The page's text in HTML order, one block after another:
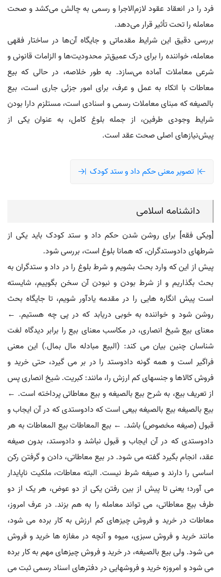
فرد را در انعقاد عقود لازم‌الاجرا و رسمی به چالش می‌کشد و صحت
معامله را تحت تأثیر قرار می‌دهد.
بررسی دقیق این شرایط مقدماتی و جایگاه آن‌ها در ساختار فقهی
معامله، خواننده را برای درک عمیق‌تر محدودیت‌ها و الزامات قانونی و
شرعی معاملات آماده می‌سازد. به طور خلاصه، در حالی که بیع
معاطات با اتکاء به عمل و عرف، برای امور جزئی جاری است، بیع
بالصیغه که مبنای معاملات رسمی و اسنادی است، مستلزم دارا بودن
شرایط وجودی طرفین، از جمله بلوغ کامل، به عنوان یکی از
پیش‌نیازهای اصلی صحت عقد است.
تصویر معنی حکم داد و ستد کودک
دانشنامه اسلامی
[ویکی فقه] برای روشن شدن حکم داد و ستد کودک باید یکی از
شرطهای دادوستدگران، که همانا بلوغ است، بررسی شود.
پیش از این که وارد بحث بشویم و شرط بلوغ را در داد و ستدگران به
بحث بگذاریم و از شرط بودن و نبودن آن سخن بگوییم، شایسته
است پیش انگاره هایی را در مقدمه یادآور شویم، تا جایگاه بحث
روشن شود و خواننده به خوبی دریابد که در پی چه هستیم. ←
معنای بیع شیخ انصاری، در مکاسب معنای بیع را برابر دیدگاه لغت
شناسان چنین بیان می کند: (البیع مبادله مال بمال.) این معنی
فراگیر است و همه گونه دادوستد را در بر می گیرد، حتی خرید و
فروش کالاها و جنسهای کم ارزش را، مانند: کبریت. شیخ انصاری پس
از تعریف بیع، به شرح بیع بالصیغه و بیع معاطاتی پرداخته است. ←
بیع بالصیغه بیع بالصیغه بیعی است که دادوستدی که در آن ایجاب و
قبول (صیغه مخصوص) باشد. ← بیع المعاطات بیع المعاطات به هر
دادوستدی که در آن ایجاب و قبول نباشد و دادوستد، بدون صیغه
عقد، انجام بگیرد گفته می شود. در بیع معاطاتی، دادن و گرفتن رکن
اساسی را دارند و صیغه شرط نیست. البته معاطات، ملکیت ناپایدار
می آورد؛ یعنی تا پیش از بین رفتن یکی از دو عوض، هر یک از دو
طرف بیع معاطاتی، می تواند معامله را به هم بزند. در عرف امروز،
معاطات در خرید و فروش چیزهای کم ارزش به کار برده می شود،
مانند خرید و فروش سبزی، میوه و آنچه در مغازه ها خرید و فروش
می شود. ولی بیع بالصیغه، در خرید و فروش چیزهای مهم به کار برده
می شود و امروزه خرید و فروشهایی در دفترهای اسناد رسمی ثبت می